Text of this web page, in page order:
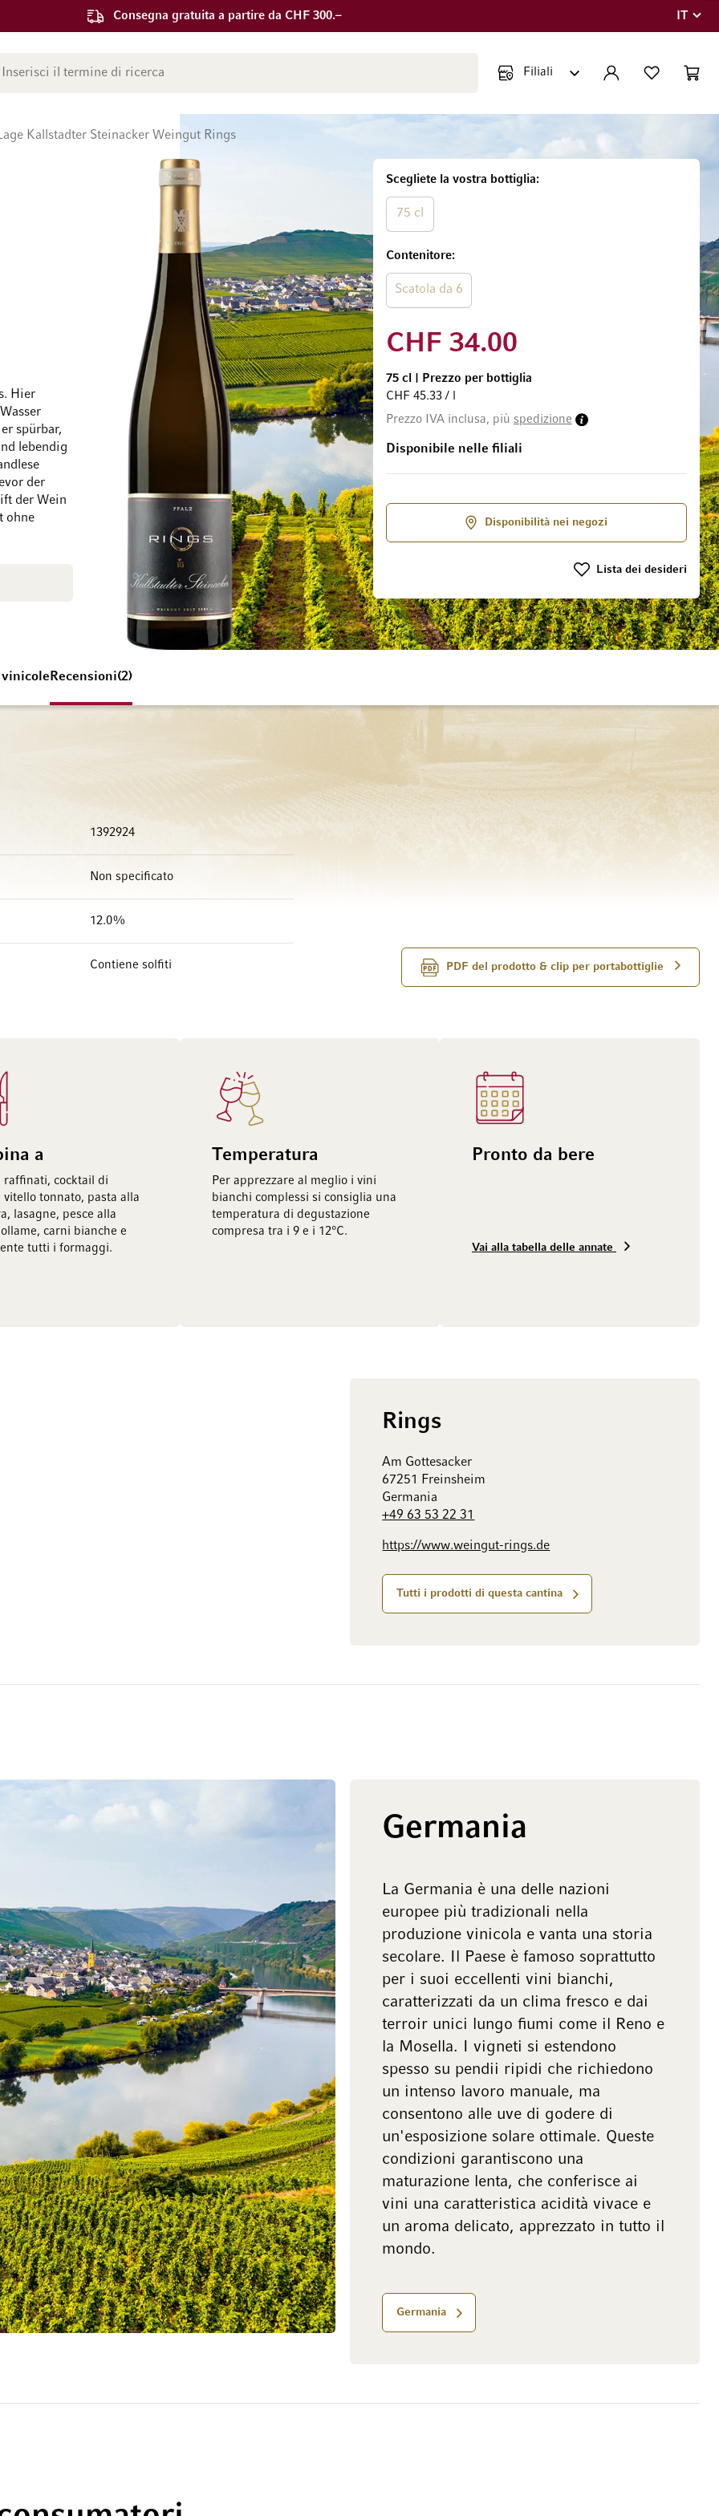
Consegna gratuita a partire da CHF 300.–
Lingua
IT
ACCOUNT LISTA DEI CART
Kallstadter Steinacker Weingut Rings
Hier
spürbar,
lebendig
der
der Wein
ohne
Scegliete la vostra bottiglia
75 cl
Contenitore
Scatola da 6
CHF 34.00
75 cl
Prezzo per bottiglia
CHF 45.33 / l
Prezzo IVA inclusa, più spedizione
Disponibile nelle filiali
Disponibilità nei negozi
Lista dei desideri
Vai alla fine della galleria di immaginiVai all'inizio della galleria di immagini
vinicole Recensioni 2
PDF del prodotto & clip per portabottiglie
1392924
Non specificato
12.0%
Contiene solfiti
a
raffinati, cocktail di
vitello tonnato, pasta alla
lasagne, pesce alla
carni bianche e
tutti i formaggi.
Temperatura
Per apprezzare al meglio i vini
bianchi complessi si consiglia una
temperatura di degustazione
compresa tra i 9 e i 12°C.
Pronto da bere
Vai alla tabella delle annate
Rings
Am Gottesacker
67251 Freinsheim
Germania
+49 63 53 22 31
https://www.weingut-rings.de
Tutti i prodotti di questa cantina
Germania
La Germania è una delle nazioni
europee più tradizionali nella
produzione vinicola e vanta una storia
secolare. Il Paese è famoso soprattutto
per i suoi eccellenti vini bianchi,
caratterizzati da un clima fresco e dai
terroir unici lungo fiumi come il Reno e
la Mosella. I vigneti si estendono
spesso su pendii ripidi che richiedono
un intenso lavoro manuale, ma
consentono alle uve di godere di
un'esposizione solare ottimale. Queste
condizioni garantiscono una
maturazione lenta, che conferisce ai
vini una caratteristica acidità vivace e
un aroma delicato, apprezzato in tutto il
mondo.
Germania